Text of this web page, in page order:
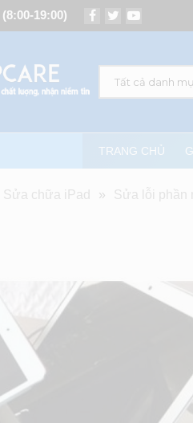
(8:00-19:00)
Tất cả danh
TRANG CHỦ
Sửa chữa iPad » Sửa lỗi phần